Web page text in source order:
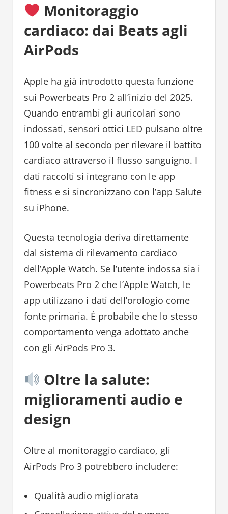
Monitoraggio
cardiaco: dai Beats agli
AirPods
Apple ha già introdotto questa funzione
sui Powerbeats Pro 2 all’inizio del 2025.
Quando entrambi gli auricolari sono
indossati, sensori ottici LED pulsano oltre
100 volte al secondo per rilevare il battito
cardiaco attraverso il flusso sanguigno. I
dati raccolti si integrano con le app
fitness e si sincronizzano con l’app Salute
su iPhone.
Questa tecnologia deriva direttamente
dal sistema di rilevamento cardiaco
dell’Apple Watch. Se l’utente indossa sia i
Powerbeats Pro 2 che l’Apple Watch, le
app utilizzano i dati dell’orologio come
fonte primaria. È probabile che lo stesso
comportamento venga adottato anche
con gli AirPods Pro 3.
Oltre la salute:
miglioramenti audio e
design
Oltre al monitoraggio cardiaco, gli
AirPods Pro 3 potrebbero includere:
Qualità audio migliorata